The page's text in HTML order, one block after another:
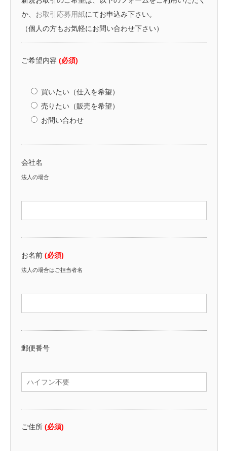
か、 お取引応募用紙にてお申込み下さい。
（個人の方もお気軽にお問い合わせ下さい）
ご希望内容 (必須)
買いたい（仕入を希望）
売りたい（販売を希望）
お問い合わせ
会社名
法人の場合
お名前 (必須)
法人の場合はご担当者名
郵便番号
ご住所 (必須)